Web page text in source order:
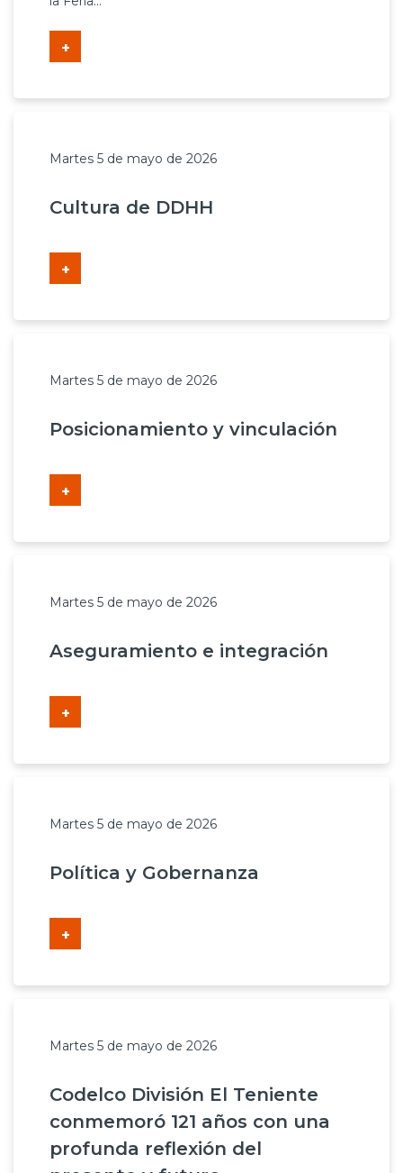
+
Martes 5 de mayo de 2026
Cultura de DDHH
+
Martes 5 de mayo de 2026
Posicionamiento y vinculación
+
Martes 5 de mayo de 2026
Aseguramiento e integración
+
Martes 5 de mayo de 2026
Política y Gobernanza
+
Martes 5 de mayo de 2026
Codelco División El Teniente
conmemoró 121 años con una
profunda reflexión del